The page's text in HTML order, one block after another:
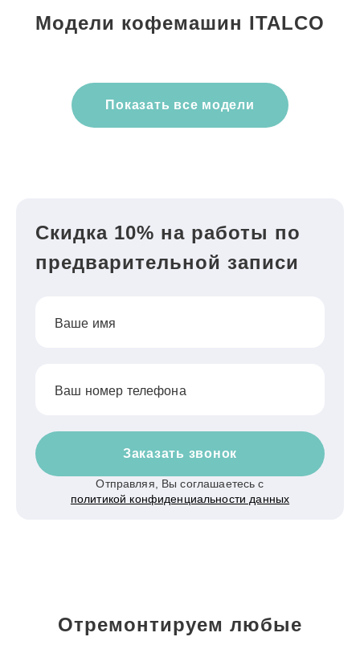
Модели кофемашин ITALCO
Показать все модели
Скидка 10% на работы по
предварительной записи
Ваше имя
Ваш номер телефона
Заказать звонок
Отправляя, Вы соглашаетесь с
политикой конфиденциальности данных
Отремонтируем любые